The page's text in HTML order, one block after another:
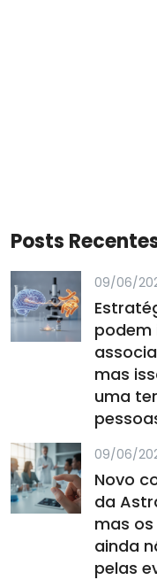
Posts
09/06/
podem
mas
uma
09/06/
Novo
da
mas
ainda
pelas